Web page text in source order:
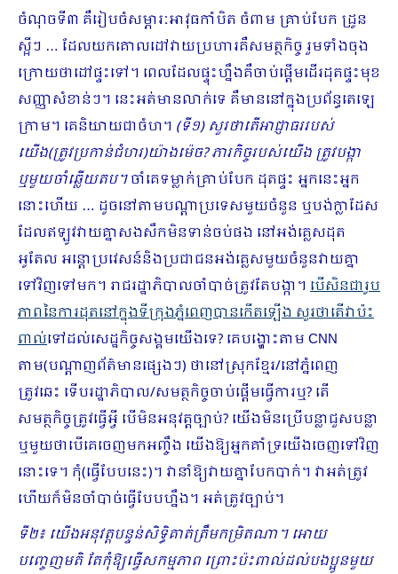
ចំណុចទី៣ គឺរៀបចំសម្ភារៈអាវុធកាំបិត ចំពាម គ្រាប់បែក ដ្រូន
ស្អីៗ … ដែលយកគោលដៅវាយប្រហារគឺសមត្ថកិច្ច រួមទាំងចុង
ក្រោយថាដៅផ្ទះទៅ។ ពេលដែលផ្ទុះហ្នឹងគឺចាប់ផ្ដើមដើរដុតផ្ទះមុខ
សញ្ញាសំខាន់ៗ។ នេះអត់មានលាក់ទេ គឺមាននៅក្នុងប្រព័ន្ធតេឡេ
ក្រាម។ គេនិយាយជាចំហ។ (ទី១) សួរថាតើអាជ្ញាធររបស់
យើង(ត្រូវប្រកាន់ជំហរ)យ៉ាងម៉េច?ភារកិច្ចរបស់យើង ត្រូវបង្កា
ឬមួយចាំឆ្លើយតប។ចាំគេទម្លាក់គ្រាប់បែក ដុតផ្ទះ អ្នកនេះអ្នក
នោះហើយ … ដូចនៅតាមបណ្ដាប្រទេសមួយចំនួន ឬបង់ក្លាដែស
ដែលឥឡូវវាយគ្នាសងសឹកមិនទាន់ចប់ផង នៅអង់គ្លេសដុត
អូតែល អន្តោប្រវេសន៍និងប្រជាជនអង់គ្លេសមួយចំនួនវាយគ្នា
ទៅវិញទៅមក។ រាជរដ្ឋាភិបាលចាំបាច់ត្រូវតែបង្កា។ បើសិនជារូប
ភាពនៃការដុតនៅក្នុងទីក្រុងភ្នំពេញបានកើតឡើង សួរថាតើវាប៉ះ
ពាល់ទៅដល់សេដ្ឋកិច្ចសង្គមយើងទេ? គេបង្ហោះតាម CNN
តាម(បណ្ដាញព័ត៌មានផ្សេងៗ) ថានៅស្រុកខ្មែរ/នៅភ្នំពេញ
ត្រូវឆេះ ទើបរដ្ឋាភិបាល/សមត្ថកិច្ចចាប់ផ្ដើមធ្វើការឬ? តើ
សមត្ថកិច្ចត្រូវធ្វើអ្វី បើមិនអនុវត្តច្បាប់? យើងមិនប្រើបន្លាជួសបន្លា
ឬមួយថាបើគេចេញមកអញ្ចឹង យើងឱ្យអ្នកគាំទ្រយើងចេញទៅវិញ
នោះទេ។ កុំ(ធ្វើបែបនេះ)។ វានាំឱ្យវាយគ្នាបែកបាក់។ វាអត់ត្រូវ
ហើយក៏មិនចាំបាច់ធ្វើបែបហ្នឹង។ អត់ត្រូវច្បាប់។
ទី២៖ យើងអនុវត្តបន្ទន់សិទ្ធិគាត់ត្រឹមកម្រិតណា។ អោយ
បញ្ចេញមតិ តែកុំឱ្យធ្វើសកម្មភាព ព្រោះប៉ះពាល់ដល់បងប្អូនមួយ